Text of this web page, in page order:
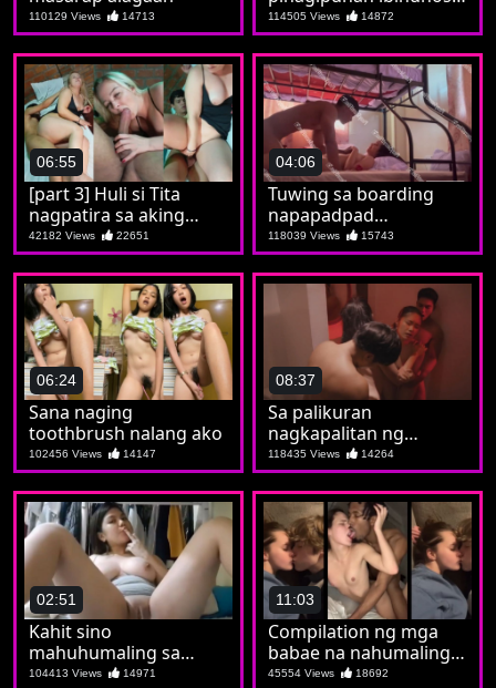
110129 Views 14713
lahat kay Jilian
114505 Views 14872
06:55
[part 3] Huli si Tita
nagpatira sa aking
tropa
42182 Views 22651
04:06
Tuwing sa boarding
napapadpad
nadidiligan si Soledad
118039 Views 15743
06:24
Sana naging
toothbrush nalang ako
102456 Views 14147
08:37
Sa palikuran
nagkapalitan ng
kaiyutan hanggang
magka gangbangan
118435 Views 14264
02:51
Kahit sino
mahuhumaling sa
asset ni Gingging
104413 Views 14971
11:03
Compilation ng mga
babae na nahumaling
sa itim na tite
45554 Views 18692